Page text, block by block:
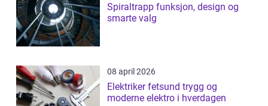
Spiraltrapp funksjon, design og
smarte valg
08 april 2026
Elektriker fetsund trygg og
moderne elektro i hverdagen